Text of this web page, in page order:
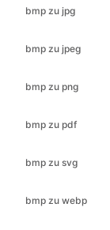
bmp zu png
bmp zu pdf
bmp zu svg
bmp zu webp
cr2 zu bmp
cr2 zu jfif